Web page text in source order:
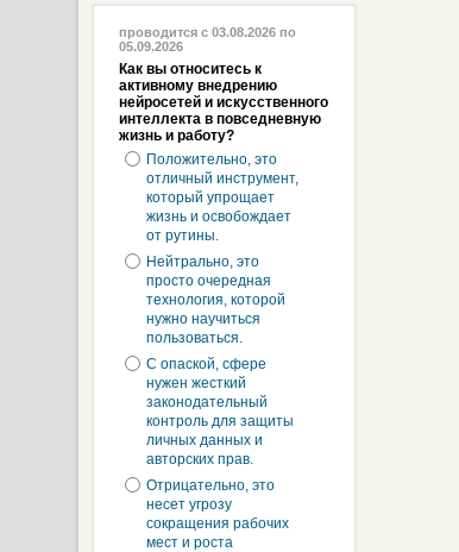
проводится с 03.08.2026 по
05.09.2026
Как вы относитесь к
активному внедрению
нейросетей и искусственного
интеллекта в повседневную
жизнь и работу?
Положительно, это
отличный инструмент,
который упрощает
жизнь и освобождает
от рутины.
Нейтрально, это
просто очередная
технология, которой
нужно научиться
пользоваться.
С опаской, сфере
нужен жесткий
законодательный
контроль для защиты
личных данных и
авторских прав.
Отрицательно, это
несет угрозу
сокращения рабочих
мест и роста